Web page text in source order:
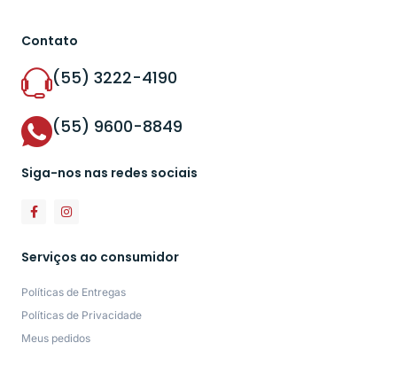
Contato
(55) 3222-4190
(55) 9600-8849
Siga-nos nas redes sociais
Serviços ao consumidor
Políticas de Entregas
Políticas de Privacidade
Meus pedidos